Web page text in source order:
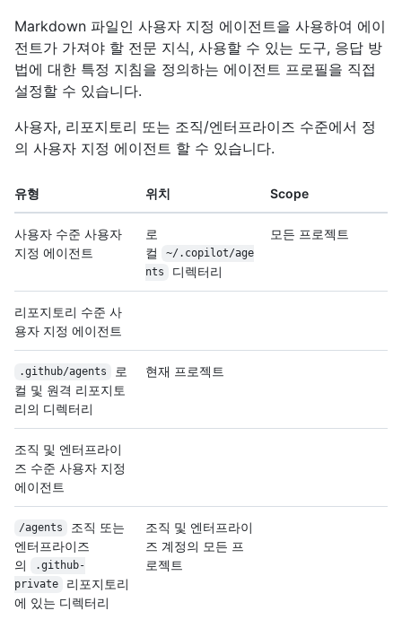
Markdown 파일인 사용자 지정 에이전트을 사용하여 에이
전트가 가져야 할 전문 지식, 사용할 수 있는 도구, 응답 방
법에 대한 특정 지침을 정의하는 에이전트 프로필을 직접
설정할 수 있습니다.
사용자, 리포지토리 또는 조직/엔터프라이즈 수준에서 정
의 사용자 지정 에이전트 할 수 있습니다.
유형 위치 Scope
사용자 수준 사용자
지정 에이전트
로
컬
~/.copilot/age
nts
디렉터리
모든 프로젝트
리포지토리 수준 사
용자 지정 에이전트
.github/agents
로
컬 및 원격 리포지토
리의 디렉터리
현재 프로젝트
조직 및 엔터프라이
즈 수준 사용자 지정
에이전트
/agents
조직 또는
엔터프라이즈
의
.github-
private
리포지토리
에 있는 디렉터리
조직 및 엔터프라이
즈 계정의 모든 프
로젝트